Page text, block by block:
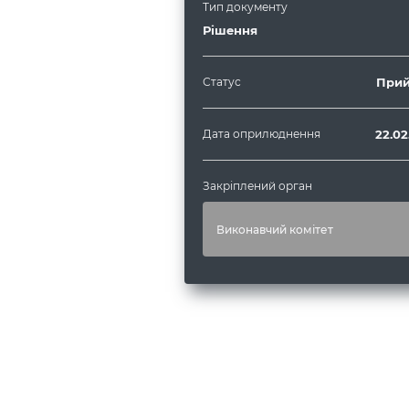
Тип документу
Рішення
Статус
Дата оприлюднення
Закріплений орган
Виконавчий комітет